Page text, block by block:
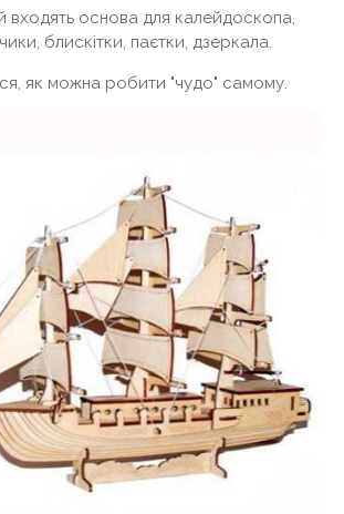
входять основа для калейдоскопа,
блискітки, паєтки, дзеркала.
як можна робити "чудо" самому.